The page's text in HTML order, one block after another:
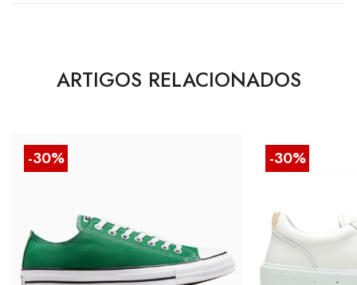
ARTIGOS RELACIONADOS
-30% -30%